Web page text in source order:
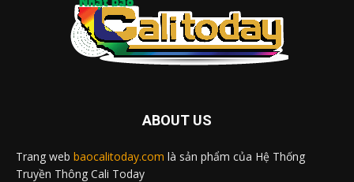
ABOUT US
Trang web baocalitoday.com là sản phẩm của Hệ Thống
Truyền Thông Cali Today